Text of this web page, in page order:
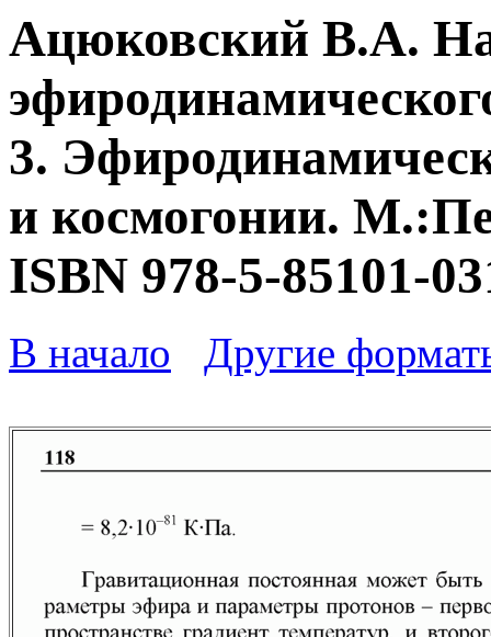
Ацюковский В.А.
3.
и космогонии.
ISBN 978-5-85101-
В начало Другие